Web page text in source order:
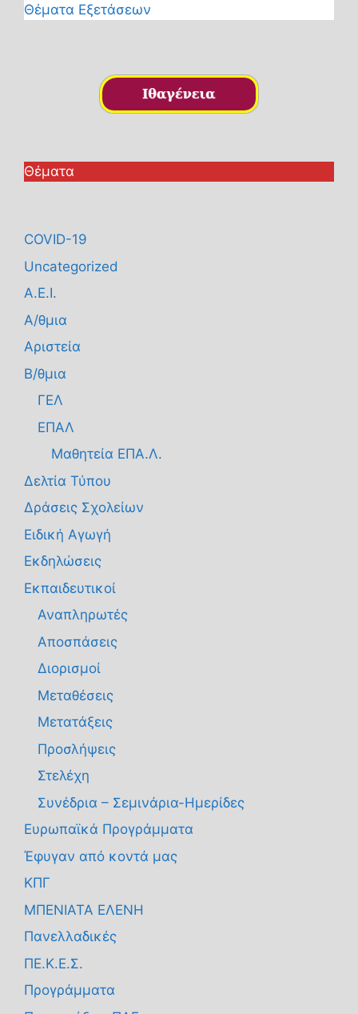
Θέματα Εξετάσεων
Θέματα
COVID-19
Uncategorized
Α.Ε.Ι.
Α/θμια
Αριστεία
Β/θμια
ΓΕΛ
ΕΠΑΛ
Μαθητεία ΕΠΑ.Λ.
Δελτία Τύπου
Δράσεις Σχολείων
Ειδική Αγωγή
Εκδηλώσεις
Εκπαιδευτικοί
Αναπληρωτές
Αποσπάσεις
Διορισμοί
Μεταθέσεις
Μετατάξεις
Προσλήψεις
Στελέχη
Συνέδρια – Σεμινάρια-Ημερίδες
Ευρωπαϊκά Προγράμματα
Έφυγαν από κοντά μας
ΚΠΓ
ΜΠΕΝΙΑΤΑ ΕΛΕΝΗ
Πανελλαδικές
ΠΕ.Κ.Ε.Σ.
Προγράμματα